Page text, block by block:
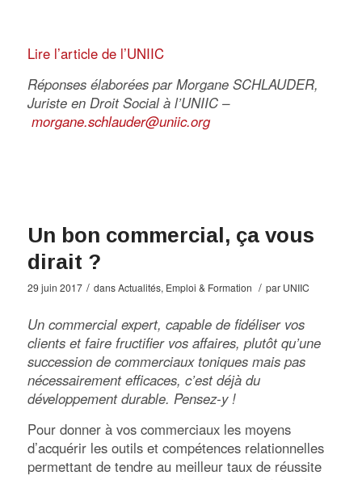
Lire l’article de l’UNIIC
Réponses élaborées par Morgane SCHLAUDER,
Juriste en Droit Social à l’UNIIC –
morgane.schlauder@uniic.org
Un bon commercial, ça vous
dirait ?
29 juin 2017 / dansActualités, Emploi & Formation / par UNIIC
Un commercial expert, capable de fidéliser vos
clients et faire fructifier vos affaires, plutôt qu’une
succession de commerciaux toniques mais pas
nécessairement efficaces, c’est déjà du
développement durable. Pensez-y !
Pour donner à vos commerciaux les moyens
d’acquérir les outils et compétences relationnelles
permettant de tendre au meilleur taux de réussite